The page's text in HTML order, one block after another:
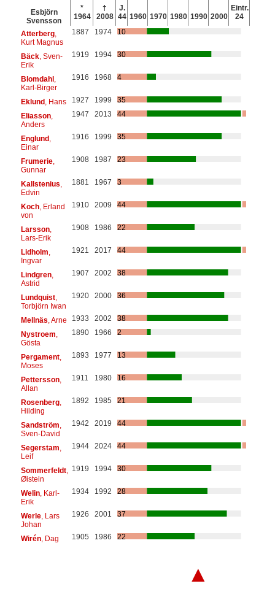
Esbjörn
Svensson
*
1964
†
2008
J.
44 1960 1970 1980 1990 2000
Eintr.
24
Atterberg,
Kurt Magnus
1887 1974 10
Bäck, Sven-
Erik
1919 1994 30
Blomdahl,
Karl-Birger
1916 1968 4
Eklund, Hans 1927 1999
35
Eliasson,
Anders
1947 2013 44
Englund,
Einar
1916 1999 35
Frumerie,
Gunnar
1908 1987 23
Kallstenius
Edvin
1881 1967 3
Koch, Erland
von
1910 2009 44
Larsson,
Lars-Erik
1908 1986 22
Lidholm
Ingvar
1921 2017 44
Lindgren,
Astrid
1907 2002 38
Lundquist,
Torbjörn Iwan
1920 2000 36
Mellnäs , Arne 1933 2002
38
Nystroem
Gösta
1890 1966 2
Pergament,
Moses
1893 1977 13
Pettersson,
Allan
1911 1980 16
Rosenberg,
Hilding
1892 1985 21
Sandström
Sven-David
1942 2019 44
Segerstam
Leif
1944 2024 44
Sommerfeldt,
Øistein
1919 1994 30
Welin, Karl-
Erik
1934 1992 28
Werle, Lars
Johan
1926 2001 37
Wirén, Dag 1905 1986 22
▲